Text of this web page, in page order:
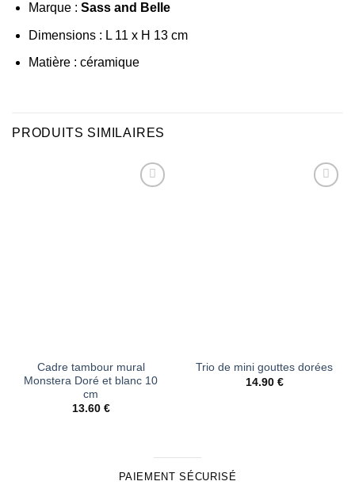
Marque : Sass and Belle
Dimensions : L 11 x H 13 cm
Matière : céramique
PRODUITS SIMILAIRES
Cadre tambour mural
Monstera Doré et blanc 10
cm
13.60 €
Trio de mini gouttes dorées
14.90 €
PAIEMENT SÉCURISÉ